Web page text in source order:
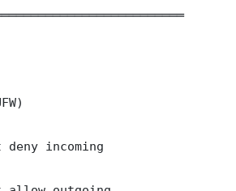
incoming